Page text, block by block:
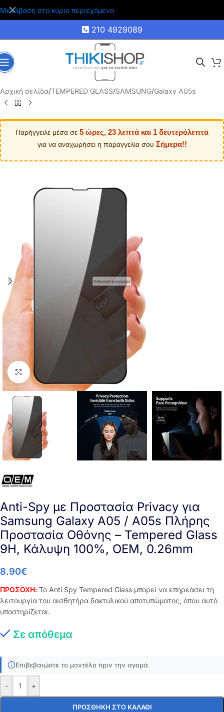
Μετάβαση στο κύριο περιεχόμενο
🚚 Δωρεάν μεταφορικά για αγορές άνω των 35€
210 4929089
Αρχική σελίδα/TEMPERED GLASS/SAMSUNG/Galaxy A05s
Παρήγγειλε μέσα σε 5 ώρες, 23 λεπτά και 0 δευτερόλεπτα
για να αναχωρήσει η παραγγελία σου Σήμερα!!
Ενδεικτική φωτογραφία
Click to enlarge
Anti-Spy με Προστασία Privacy για
Samsung Galaxy A05 / A05s Πλήρης
Προστασία Οθόνης – Tempered Glass
9H, Κάλυψη 100%, OEM, 0.26mm
8.90€
ΠΡΟΣΟΧΗ: Το Anti Spy Tempered Glass μπορεί να επηρεάσει τη
λειτουργία του αισθητήρα δακτυλικού αποτυπώματος, όπου αυτό
υποστηρίζεται.
Σε απόθεμα
Επιβεβαιώστε το μοντέλο πριν την αγορά.
- +
ΠΡΟΣΘΉΚΗ ΣΤΟ ΚΑΛΆΘΙ